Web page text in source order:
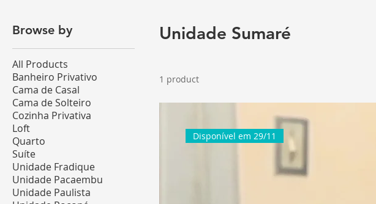
Browse by
All Products
Banheiro Privativo
Cama de Casal
Cama de Solteiro
Cozinha Privativa
Loft
Quarto
Suíte
Unidade Fradique
Unidade Pacaembu
Unidade Paulista
Unidade Sumaré
1 product
Disponível em 29/11